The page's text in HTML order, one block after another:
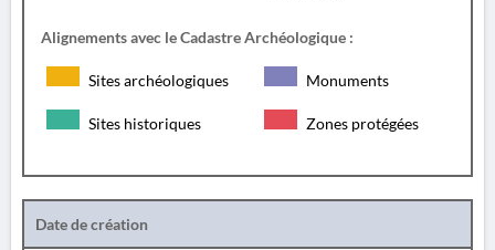
Alignements avec le Cadastre Archéologique :
Sites archéologiques Monuments
Sites historiques Zones protégées
Date de création